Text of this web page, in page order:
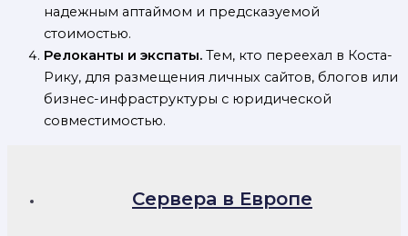
надежным аптаймом и предсказуемой
стоимостью.
Релоканты и экспаты. Тем, кто переехал в Коста-
Рику, для размещения личных сайтов, блогов или
бизнес-инфраструктуры с юридической
совместимостью.
Сервера в Европе